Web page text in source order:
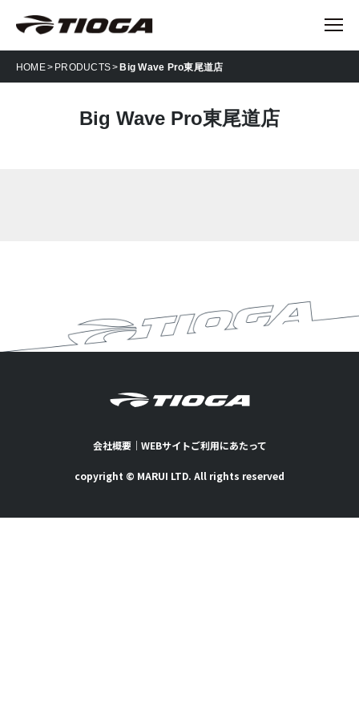
HOME PRODUCTS Big Wave Pro東尾道店
Big Wave Pro東尾道店
会社概要｜ WEBサイトご利用にあたって
copyright © MARUI LTD. All rights reserved